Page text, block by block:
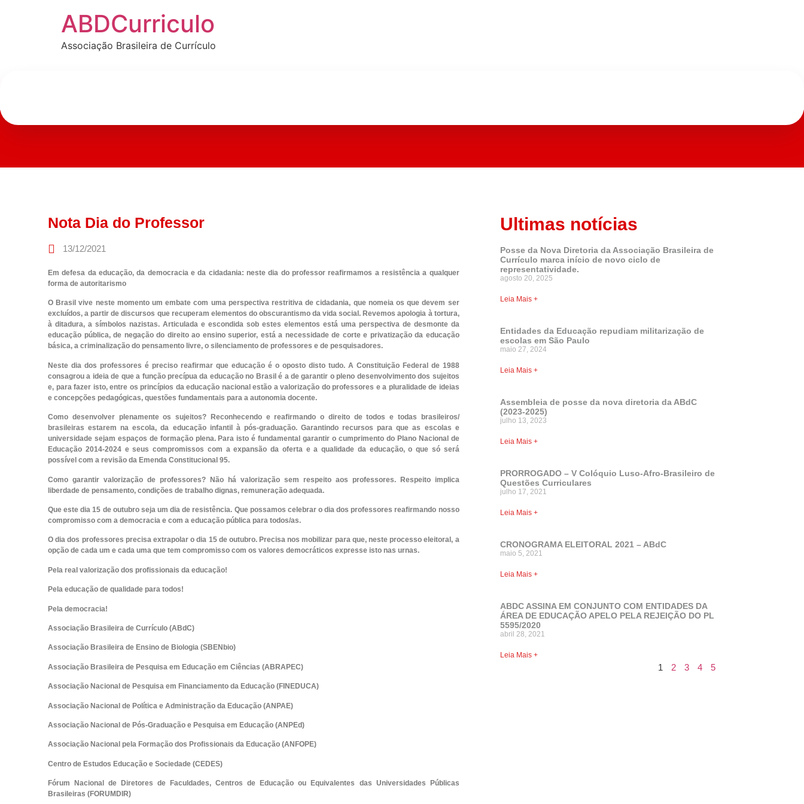
ABDCurriculo
Associação Brasileira de Currículo
Nota Dia do Professor
13/12/2021
Em defesa da educação, da democracia e da cidadania: neste dia do professor reafirmamos a resistência a qualquer
forma de autoritarismo
O Brasil vive neste momento um embate com uma perspectiva restritiva de cidadania, que nomeia os que devem ser
excluídos, a partir de discursos que recuperam elementos do obscurantismo da vida social. Revemos apologia à tortura,
à ditadura, a símbolos nazistas. Articulada e escondida sob estes elementos está uma perspectiva de desmonte da
educação pública, de negação do direito ao ensino superior, está a necessidade de corte e privatização da educação
básica, a criminalização do pensamento livre, o silenciamento de professores e de pesquisadores.
Neste dia dos professores é preciso reafirmar que educação é o oposto disto tudo. A Constituição Federal de 1988
consagrou a ideia de que a função precípua da educação no Brasil é a de garantir o pleno desenvolvimento dos sujeitos
e, para fazer isto, entre os princípios da educação nacional estão a valorização do professores e a pluralidade de ideias
e concepções pedagógicas, questões fundamentais para a autonomia docente.
Como desenvolver plenamente os sujeitos? Reconhecendo e reafirmando o direito de todos e todas brasileiros/
brasileiras estarem na escola, da educação infantil à pós-graduação. Garantindo recursos para que as escolas e
universidade sejam espaços de formação plena. Para isto é fundamental garantir o cumprimento do Plano Nacional de
Educação 2014-2024 e seus compromissos com a expansão da oferta e a qualidade da educação, o que só será
possível com a revisão da Emenda Constitucional 95.
Como garantir valorização de professores? Não há valorização sem respeito aos professores. Respeito implica
liberdade de pensamento, condições de trabalho dignas, remuneração adequada.
Que este dia 15 de outubro seja um dia de resistência. Que possamos celebrar o dia dos professores reafirmando nosso
compromisso com a democracia e com a educação pública para todos/as.
O dia dos professores precisa extrapolar o dia 15 de outubro. Precisa nos mobilizar para que, neste processo eleitoral, a
opção de cada um e cada uma que tem compromisso com os valores democráticos expresse isto nas urnas.
Pela real valorização dos profissionais da educação!
Pela educação de qualidade para todos!
Pela democracia!
Associação Brasileira de Currículo (ABdC)
Associação Brasileira de Ensino de Biologia (SBENbio)
Associação Brasileira de Pesquisa em Educação em Ciências (ABRAPEC)
Associação Nacional de Pesquisa em Financiamento da Educação (FINEDUCA)
Associação Nacional de Política e Administração da Educação (ANPAE)
Associação Nacional de Pós-Graduação e Pesquisa em Educação (ANPEd)
Associação Nacional pela Formação dos Profissionais da Educação (ANFOPE)
Centro de Estudos Educação e Sociedade (CEDES)
Fórum Nacional de Diretores de Faculdades, Centros de Educação ou Equivalentes das Universidades Públicas
Brasileiras (FORUMDIR)
Ultimas notícias
Posse da Nova Diretoria da Associação Brasileira de
Currículo marca início de novo ciclo de
representatividade.
agosto 20, 2025
Leia Mais +
Entidades da Educação repudiam militarização de
escolas em São Paulo
maio 27, 2024
Leia Mais +
Assembleia de posse da nova diretoria da ABdC
(2023-2025)
julho 13, 2023
Leia Mais +
PRORROGADO – V Colóquio Luso-Afro-Brasileiro de
Questões Curriculares
julho 17, 2021
Leia Mais +
CRONOGRAMA ELEITORAL 2021 – ABdC
maio 5, 2021
Leia Mais +
ABDC ASSINA EM CONJUNTO COM ENTIDADES DA
ÁREA DE EDUCAÇÃO APELO PELA REJEIÇÃO DO PL
5595/2020
abril 28, 2021
Leia Mais +
1 2 3 4 5